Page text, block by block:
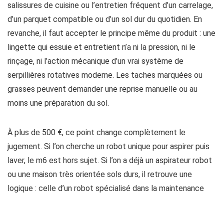
salissures de cuisine ou l’entretien fréquent d’un carrelage,
d’un parquet compatible ou d’un sol dur du quotidien. En
revanche, il faut accepter le principe même du produit : une
lingette qui essuie et entretient n’a ni la pression, ni le
rinçage, ni l’action mécanique d’un vrai système de
serpillières rotatives moderne. Les taches marquées ou
grasses peuvent demander une reprise manuelle ou au
moins une préparation du sol.
À plus de 500 €, ce point change complètement le
jugement. Si l’on cherche un robot unique pour aspirer puis
laver, le m6 est hors sujet. Si l’on a déjà un aspirateur robot
ou une maison très orientée sols durs, il retrouve une
logique : celle d’un robot spécialisé dans la maintenance